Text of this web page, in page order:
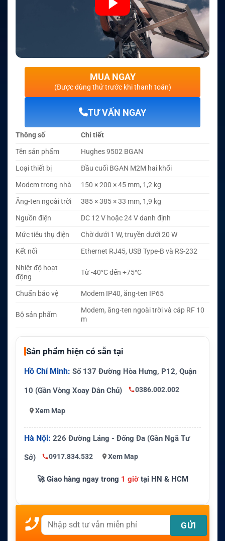
MUA NGAY
(Được dùng thử trước khi thanh toán)
TƯ VẤN NGAY
Thông số
Chi tiết
Tên sản phẩm
Hughes 9502 BGAN
Loại thiết bị
Đầu cuối BGAN M2M hai khối
Modem trong nhà
150 × 200 × 45 mm, 1,2 kg
Ăng-ten ngoài trời
385 × 385 × 33 mm, 1,9 kg
Nguồn điện
DC 12 V hoặc 24 V danh định
Mức tiêu thụ điện
Chờ dưới 1 W, truyền dưới 20 W
Kết nối
Ethernet RJ45, USB Type-B và RS-232
Nhiệt độ hoạt
động
Từ -40°C đến +75°C
Chuẩn bảo vệ Modem IP40, ăng-ten IP65
Bộ sản phẩm
Modem, ăng-ten ngoài trời và cáp RF 10
m
Sản phẩm hiện có sẵn tại
Hồ Chí Minh: Số 137 Đường Hòa Hưng, P12, Quận
10 (Gần Vòng Xoay Dân Chủ) 0386.002.002
Xem Map
Hà Nội: 226 Đường Láng - Đống Đa (Gần Ngã Tư
Sở) 0917.834.532 Xem Map
🚀 Giao hàng ngay trong 1 giờtại HN & HCM